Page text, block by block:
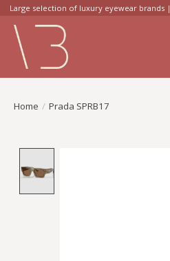
Large selection of luxury eyewear
Home / Prada SPRB17